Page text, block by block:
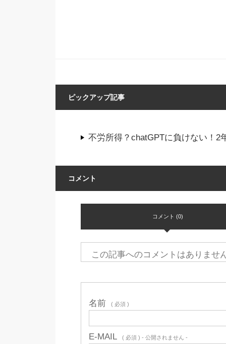
ピックアップ記事
不労所得？chatGPTに負けない！
コメント
コメント (0)
この記事へのコメントはありませ
名前 ( 必須 )
E-MAIL ( 必須 ) - 公開されません -